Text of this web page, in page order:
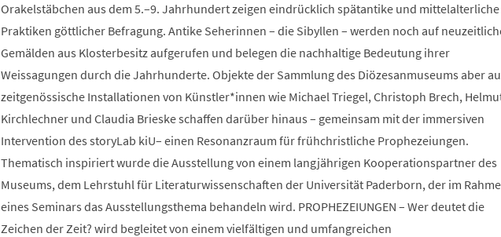
Orakelstäbchen aus dem 5.–9. Jahrhundert zeigen eindrücklich spätantike und mittelalterliche
Praktiken göttlicher Befragung. Antike Seherinnen – die Sibyllen – werden noch auf
Gemälden aus Klosterbesitz aufgerufen und belegen die nachhaltige Bedeutung ihrer
Weissagungen durch die Jahrhunderte. Objekte der Sammlung des Diözesanmuseums aber
zeitgenössische Installationen von Künstler*innen wie Michael Triegel, Christoph Brech,
Kirchlechner und Claudia Brieske schaffen darüber hinaus – gemeinsam mit der immersiven
Intervention des storyLab kiU– einen Resonanzraum für frühchristliche Prophezeiungen.
Thematisch inspiriert wurde die Ausstellung von einem langjährigen Kooperationspartner des
Museums, dem Lehrstuhl für Literaturwissenschaften der Universität Paderborn, der im
eines Seminars das Ausstellungsthema behandeln wird. PROPHEZEIUNGEN – Wer deutet die
Zeichen der Zeit? wird begleitet von einem vielfältigen und umfangreichen